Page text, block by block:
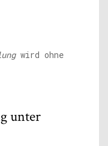
wird ohne
unter